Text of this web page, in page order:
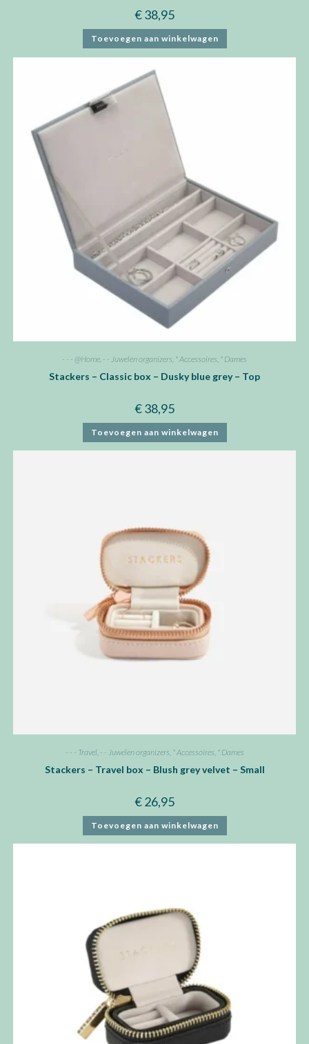
€38,95
Toevoegen aan winkelwagen
- - - @Home - - Juwelen organizers * Accessoires * Dames
Stackers – Classic box – Dusky blue grey – Top
€38,95
Toevoegen aan winkelwagen
- - - Travel - - Juwelen organizers * Accessoires * Dames
Stackers – Travel box – Blush grey velvet – Small
€26,95
Toevoegen aan winkelwagen